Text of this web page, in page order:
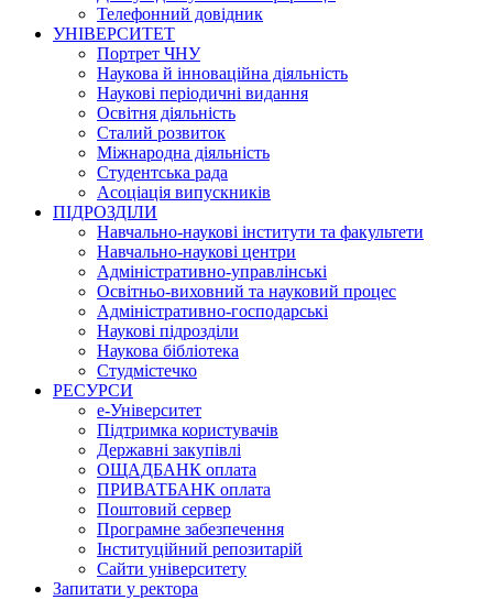
Телефонний довідник
УНІВЕРСИТЕТ
Портрет ЧНУ
Наукова й інноваційна діяльність
Наукові періодичні видання
Освітня діяльність
Сталий розвиток
Міжнародна діяльність
Студентська рада
Асоціація випускників
ПІДРОЗДІЛИ
Навчально-наукові інститути та факультети
Навчально-наукові центри
Адміністративно-управлінські
Освітньо-виховний та науковий процес
Адміністративно-господарські
Наукові підрозділи
Наукова бібліотека
Студмістечко
РЕСУРСИ
е-Університет
Підтримка користувачів
Державні закупівлі
ОЩАДБАНК оплата
ПРИВАТБАНК оплата
Поштовий сервер
Програмне забезпечення
Інституційний репозитарій
Сайти університету
Запитати у ректора